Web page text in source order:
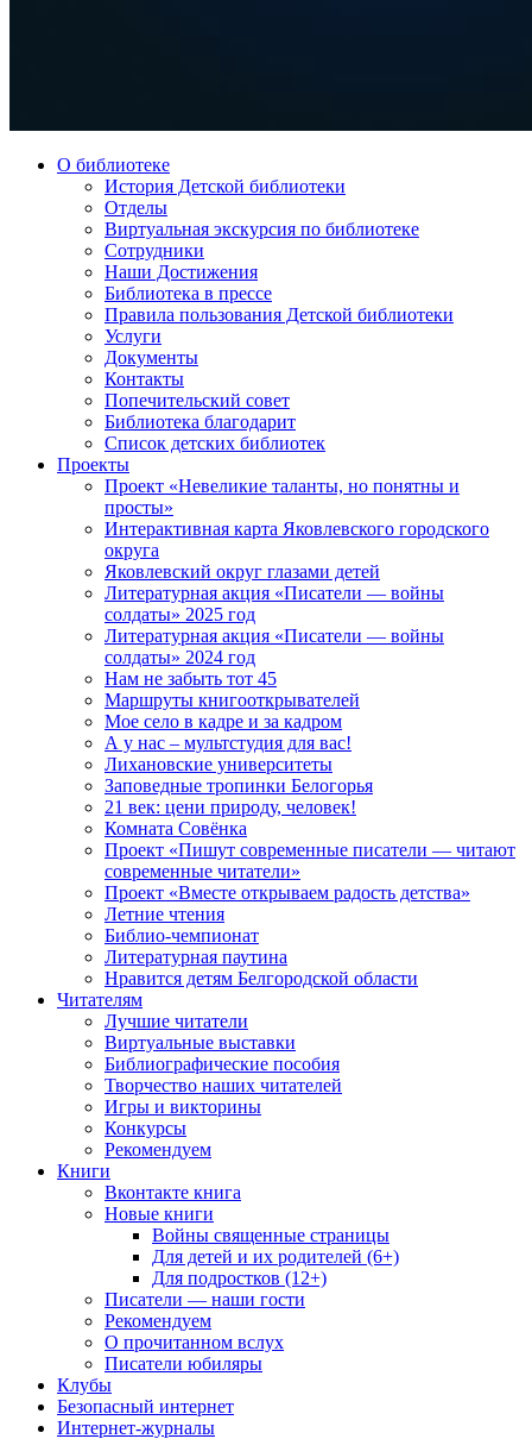
О библиотеке
История Детской библиотеки
Отделы
Виртуальная экскурсия по библиотеке
Сотрудники
Наши Достижения
Библиотека в прессе
Правила пользования Детской библиотеки
Услуги
Документы
Контакты
Попечительский совет
Библиотека благодарит
Список детских библиотек
Проекты
Проект «Невеликие таланты, но понятны и
просты»
Интерактивная карта Яковлевского городского
округа
Яковлевский округ глазами детей
Литературная акция «Писатели — войны
солдаты» 2025 год
Литературная акция «Писатели — войны
солдаты» 2024 год
Нам не забыть тот 45
Маршруты книгооткрывателей
Мое село в кадре и за кадром
А у нас – мультстудия для вас!
Лихановские университеты
Заповедные тропинки Белогорья
21 век: цени природу, человек!
Комната Совёнка
Проект «Пишут современные писатели — читают
современные читатели»
Проект «Вместе открываем радость детства»
Летние чтения
Библио-чемпионат
Литературная паутина
Нравится детям Белгородской области
Читателям
Лучшие читатели
Виртуальные выставки
Библиографические пособия
Творчество наших читателей
Игры и викторины
Конкурсы
Рекомендуем
Книги
Вконтакте книга
Новые книги
Войны священные страницы
Для детей и их родителей (6+)
Для подростков (12+)
Писатели — наши гости
Рекомендуем
О прочитанном вслух
Писатели юбиляры
Клубы
Безопасный интернет
Интернет-журналы